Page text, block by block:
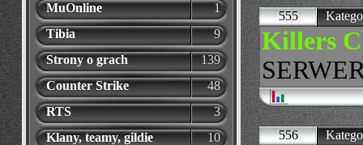
MuOnline
1
Tibia
9
Strony o grach
139
Counter Strike
48
RTS
3
Klany, teamy, gildie
10
555
Killers
556